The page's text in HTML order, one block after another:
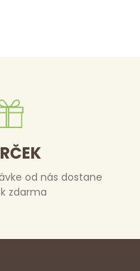
od nás dostane
zdarma